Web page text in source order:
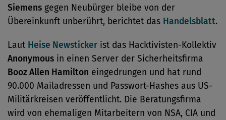
Siemens gegen Neubürger bleibe von der
Übereinkunft unberührt, berichtet das Handelsblatt.
Laut Heise Newsticker ist das Hacktivisten-Kollektiv
Anonymous in einen Server der Sicherheitsfirma
Booz Allen Hamilton eingedrungen und hat rund
90.000 Mailadressen und Passwort-Hashes aus US-
Militärkreisen veröffentlicht. Die Beratungsfirma
wird von ehemaligen Mitarbeitern von NSA, CIA und